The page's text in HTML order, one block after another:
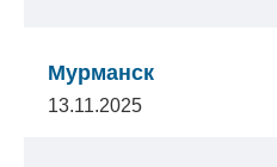
Мурманск
13.11.2025